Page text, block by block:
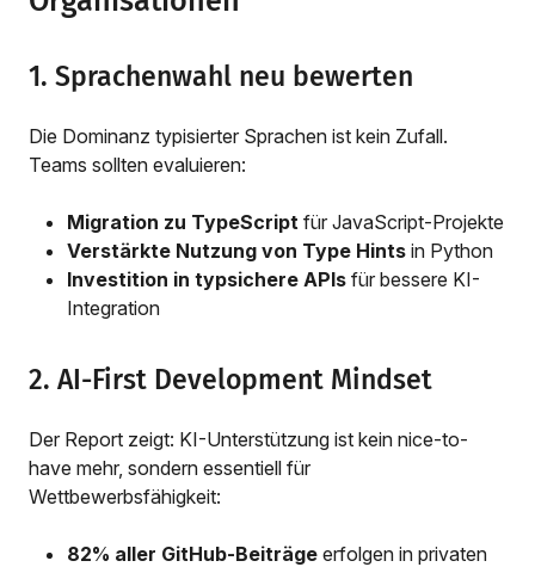
1. Sprachenwahl neu bewerten
Die Dominanz typisierter Sprachen ist kein Zufall.
Teams sollten evaluieren:
Migration zu TypeScript für JavaScript-Projekte
Verstärkte Nutzung von Type Hints in Python
Investition in typsichere APIs für bessere KI-
Integration
2. AI-First Development Mindset
Der Report zeigt: KI-Unterstützung ist kein nice-to-
have mehr, sondern essentiell für
Wettbewerbsfähigkeit:
82% aller GitHub-Beiträge erfolgen in privaten